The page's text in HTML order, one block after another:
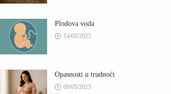
Plodova voda
14/05/2025
Opasnosti u trudnoći
09/05/2025